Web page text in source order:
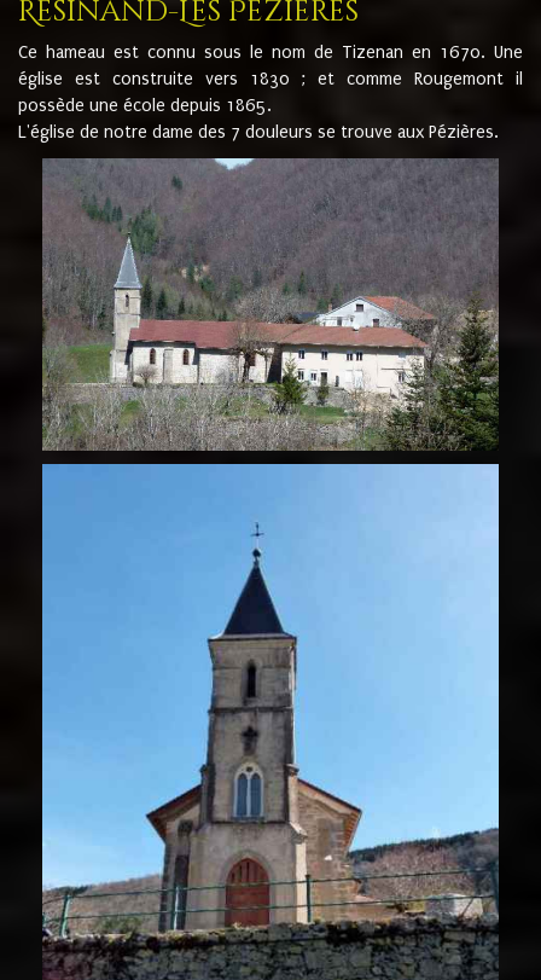
Résinand-Les Pézières
Ce hameau est connu sous le nom de Tizenan en 1670. Une
église est construite vers 1830 ; et comme Rougemont il
possède une école depuis 1865.
L'église de notre dame des 7 douleurs se trouve aux Pézières.